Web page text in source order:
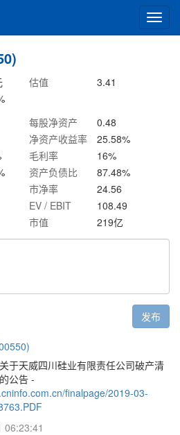
切
换
估值
3.41
每股净资产
0.48
净资产收益率 25.58%
毛利率 16%
资产负债比 87.48%
市净率
24.56
EV / EBIT
108.49
市值 219亿
发布
于天威四川硅业有限责任公司破产清
公告 -
finalpage/2019-03-
06:23:41